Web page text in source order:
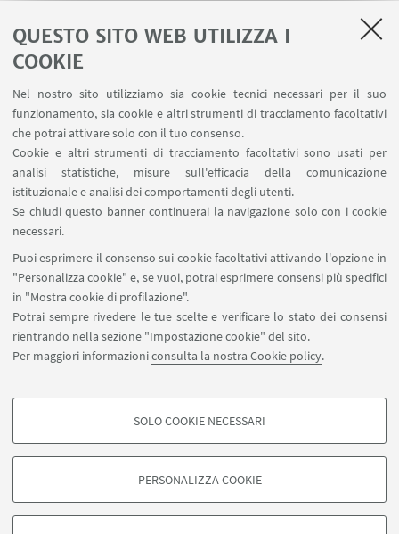
QUESTO SITO WEB UTILIZZA I
COOKIE
Nel nostro sito utilizziamo sia cookie tecnici necessari per il suo
funzionamento, sia cookie e altri strumenti di tracciamento facoltativi
che potrai attivare solo con il tuo consenso.
Cookie e altri strumenti di tracciamento facoltativi sono usati per
analisi statistiche, misure sull'efficacia della comunicazione
istituzionale e analisi dei comportamenti degli utenti.
Se chiudi questo banner continuerai la navigazione solo con i cookie
necessari.
Puoi esprimere il consenso sui cookie facoltativi attivando l'opzione in
"Personalizza cookie" e, se vuoi, potrai esprimere consensi più specifici
in "Mostra cookie di profilazione".
Potrai sempre rivedere le tue scelte e verificare lo stato dei consensi
rientrando nella sezione "Impostazione cookie" del sito.
Per maggiori informazioniconsulta la nostra Cookie policy.
COOKIE DI PROFILAZIONE - FACOLTATIVI
degli utenti, creare profili in base al loro comportamento sul sito, per analisi
di marketing.
SOLO COOKIE NECESSARI
PERSONALIZZA COOKIE
artistiche.
IN EVIDENZA
Locandina[ .pdf 2046Kb ]
Programma completo "I Mercoledì di
[ .png 1255Kb ]
Seguici su: